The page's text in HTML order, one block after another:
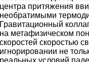
центра притяжения
необратимыми
Гравитационный
на метафизическом
скоростей скоростью
игнорировании не